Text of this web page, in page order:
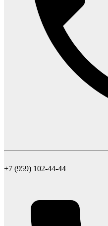
+7 (959) 102-44-44